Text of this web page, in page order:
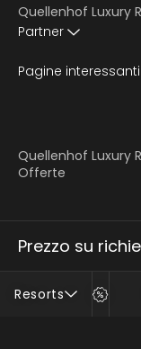
Resorts
Prezzo su
Quellenhof Luxury
Partner
Pagine interessanti
Quellenhof Luxury
Offerte